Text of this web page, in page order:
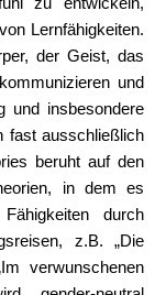
Lernfähigkeiten.
der Geist, das
und
und insbesondere
fast ausschließlich
beruht auf den
in dem es
durch
z.B. „Die
verwunschenen